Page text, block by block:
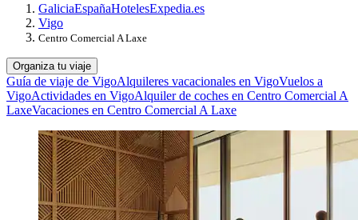
GaliciaEspañaHotelesExpedia.es
Vigo
Centro Comercial A Laxe
Organiza tu viaje
Guía de viaje de VigoAlquileres vacacionales en VigoVuelos a
VigoActividades en VigoAlquiler de coches en Centro Comercial A
LaxeVacaciones en Centro Comercial A Laxe